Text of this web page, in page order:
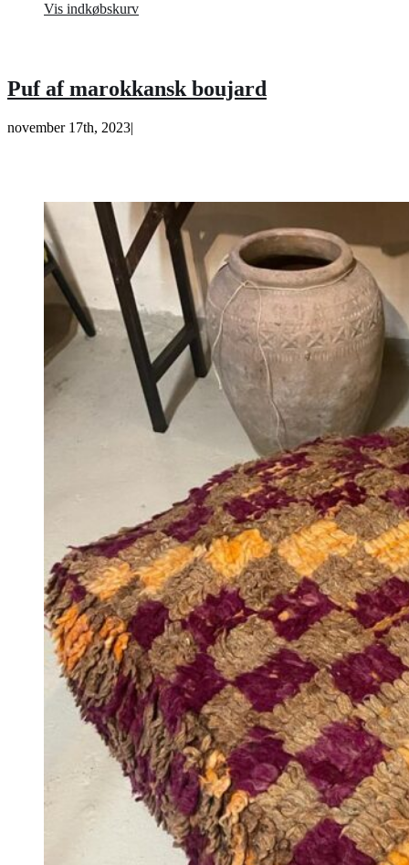
Vis indkøbskurv
Puf af marokkansk boujard
november 17th, 2023|